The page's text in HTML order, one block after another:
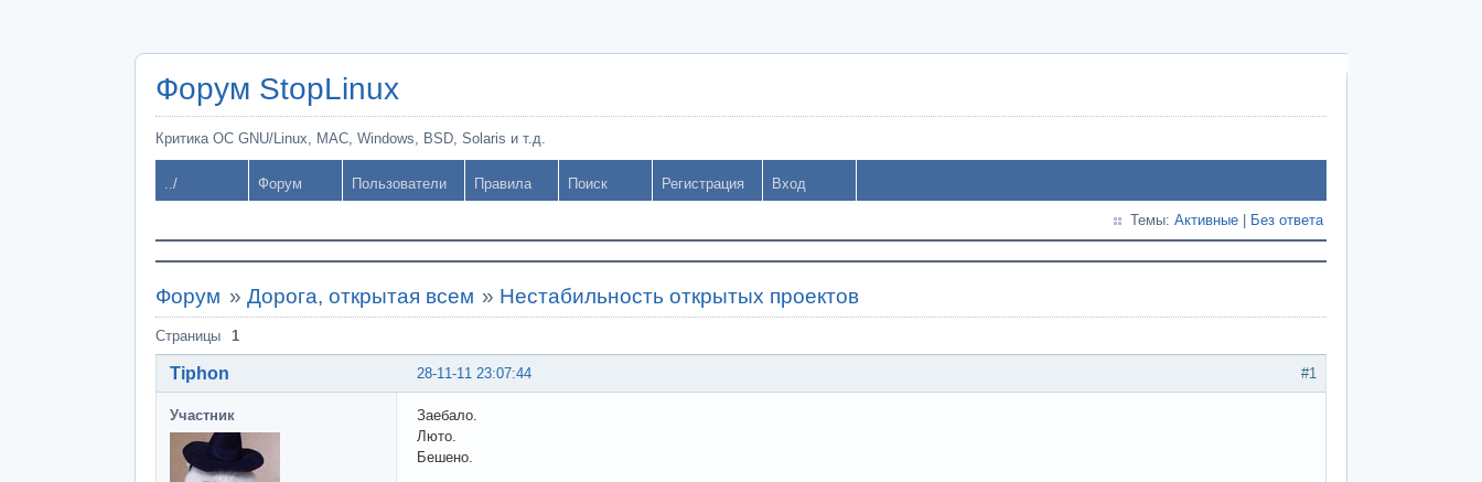
Форум StopLinux
Критика ОС GNU/Linux, MAC, Windows, BSD, Solaris и т.д.
../ Форум Пользователи Правила Поиск Регистрация Вход
Темы: Активные Без ответа
Форум » Дорога, открытая всем » Нестабильность открытых проектов
Страницы 1
#1
28-11-11 23:07:44
Tiphon
Участник
Заебало.
Люто.
Бешено.